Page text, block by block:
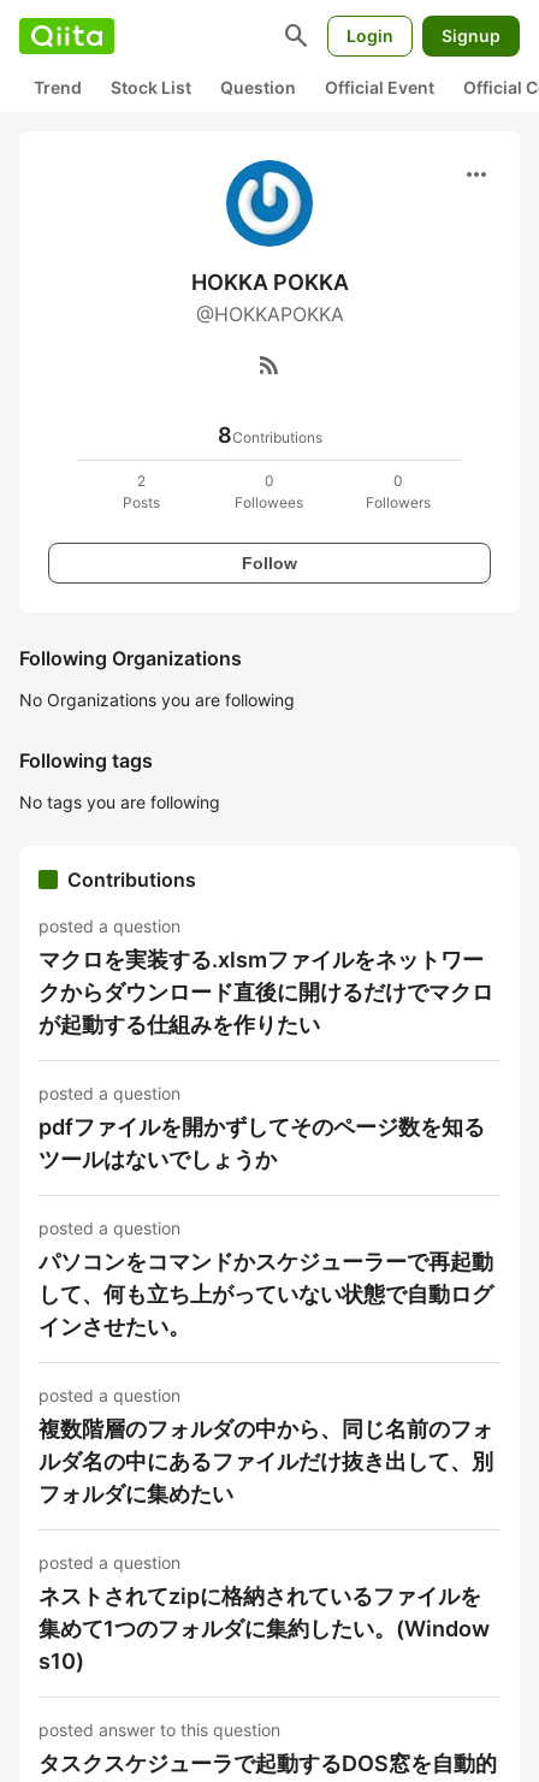
search Login Signup
Trend Stock List Question Official Event Official
more_horiz
HOKKA POKKA
@HOKKAPOKKA
rss_feed
8Contributions
2
Posts
0
Followees
0
Followers
Follow
Following Organizations
No Organizations you are following
Following tags
No tags you are following
Contributions
posted a question
マクロを実装する.xlsmファイルをネットワー
クからダウンロード直後に開けるだけでマクロ
が起動する仕組みを作りたい
posted a question
pdfファイルを開かずしてそのページ数を知る
ツールはないでしょうか
posted a question
パソコンをコマンドかスケジューラーで再起動
して、何も立ち上がっていない状態で自動ログ
インさせたい。
posted a question
複数階層のフォルダの中から、同じ名前のフォ
ルダ名の中にあるファイルだけ抜き出して、別
フォルダに集めたい
posted a question
ネストされてzipに格納されているファイルを
集めて1つのフォルダに集約したい。(Window
s10)
posted answer to this question
タスクスケジューラで起動するDOS窓を自動的